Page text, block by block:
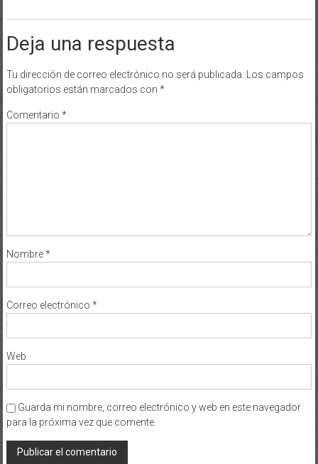
Deja una respuesta
Tu dirección de correo electrónico no será publicada. Los campos
obligatorios están marcados con *
Comentario *
Nombre*
Correo electrónico *
Web
Guarda mi nombre, correo electrónico y web en este navegador
para la próxima vez que comente.